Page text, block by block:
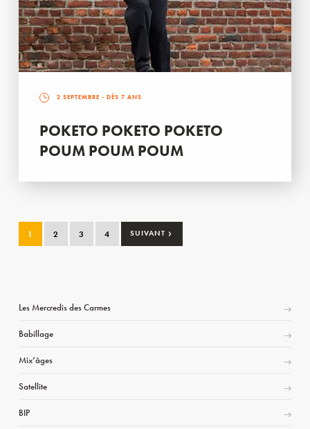
2 SEPTEMBRE - DÈS 7 ANS
POKETO POKETO POKETO
POUM POUM POUM
1 2 3 4 SUIVANT ›
Les Mercredis des Carmes
Babillage
Mix’âges
Satellite
BIP